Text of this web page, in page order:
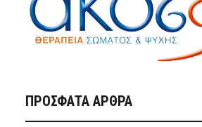
ΠΡΌΣΦΑΤΑ ΆΡΘΡΑ